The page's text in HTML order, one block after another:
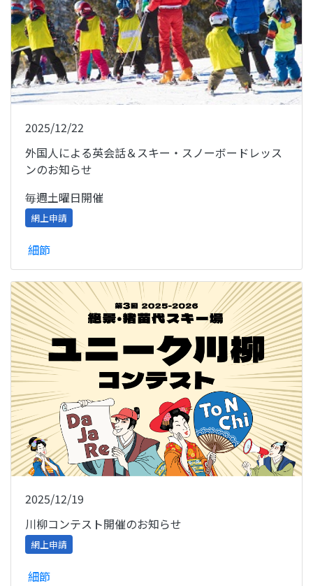
2025/12/22
外国人による英会話＆スキー・スノーボードレッス
ンのお知らせ
毎週土曜日開催
網上申請
細節
2025/12/19
川柳コンテスト開催のお知らせ
網上申請
細節